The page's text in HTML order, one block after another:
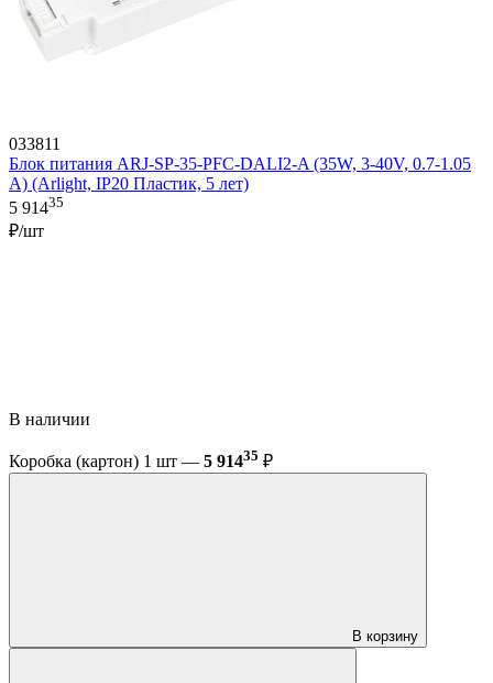
033811
Блок питания ARJ-SP-35-PFC-DALI2-A (35W, 3-40V, 0.7-1.05
A) (Arlight, IP20 Пластик, 5 лет)
5 91435
₽/шт
В наличии
Коробка (картон) 1 шт — 5 91435 ₽
В корзину